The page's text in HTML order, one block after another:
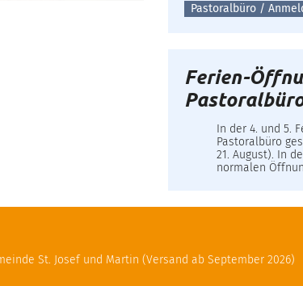
Pastoralbüro /
Ferien-
In der 4. und 5.
Pastoralbüro
21. August). In
normalen
St. Josef und Martin (Versand ab September 2026)